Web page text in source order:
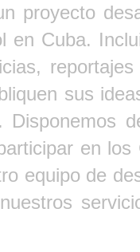
proyecto
en Cuba.
sus
Disponemos
en
equipo de